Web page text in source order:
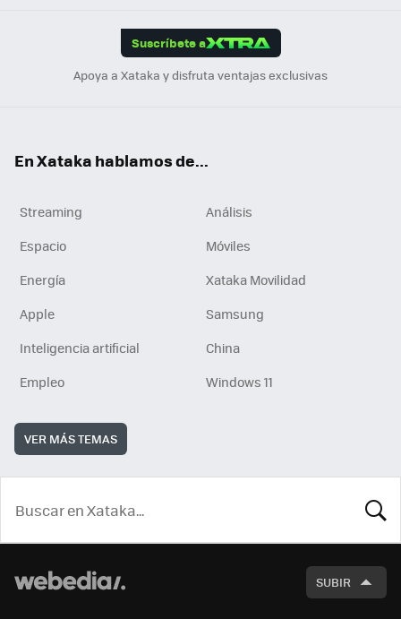
Suscríbete a
Apoya a Xataka y disfruta ventajas exclusivas
En Xataka hablamos de...
Streaming
Análisis
Espacio
Móviles
Energía
Xataka Movilidad
Apple
Samsung
Inteligencia artificial
China
Empleo
Windows 11
VER MÁS TEMAS
SUBIR